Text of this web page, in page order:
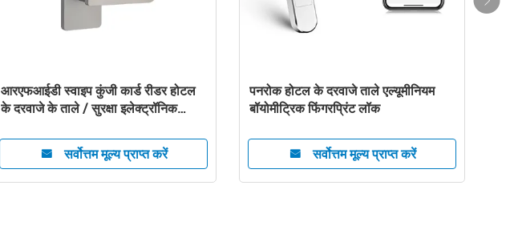
बिना चाबी के इलेक्ट्रिक RFID 30uA होटल
के कमरे की सुरक्षा द्वार ताले
सर्वोत्तम मूल्य प्राप्त करें
अनलॉक डस्टप्रूफ 30 मिमी होटल के दरवाजे
के ताले
सर्वोत्तम मूल्य प्राप्त करें